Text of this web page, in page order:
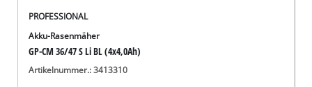
PROFESSIONAL
Akku-Rasenmäher
GP-CM 36/47 S Li BL (4x4,0Ah)
Artikelnummer.: 3413310